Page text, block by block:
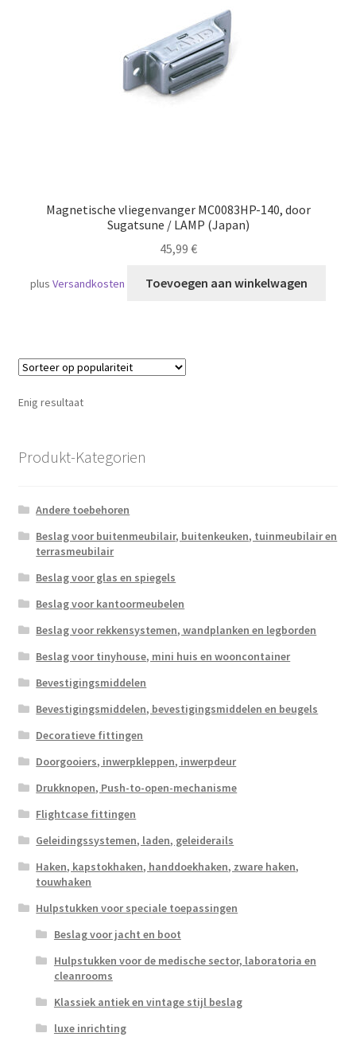
Magnetische vliegenvanger MC0083HP-140, door
Sugatsune / LAMP (Japan)
45,99 €
plusVersandkosten Toevoegen aan winkelwagen
Enig resultaat
Produkt-Kategorien
Andere toebehoren
Beslag voor buitenmeubilair, buitenkeuken, tuinmeubilair en
terrasmeubilair
Beslag voor glas en spiegels
Beslag voor kantoormeubelen
Beslag voor rekkensystemen, wandplanken en legborden
Beslag voor tinyhouse, mini huis en wooncontainer
Bevestigingsmiddelen
Bevestigingsmiddelen, bevestigingsmiddelen en beugels
Decoratieve fittingen
Doorgooiers, inwerpkleppen, inwerpdeur
Drukknopen, Push-to-open-mechanisme
Flightcase fittingen
Geleidingssystemen, laden, geleiderails
Haken, kapstokhaken, handdoekhaken, zware haken,
touwhaken
Hulpstukken voor speciale toepassingen
Beslag voor jacht en boot
Hulpstukken voor de medische sector, laboratoria en
cleanrooms
Klassiek antiek en vintage stijl beslag
luxe inrichting